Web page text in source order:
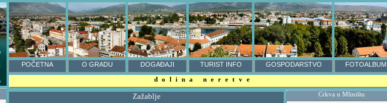
POČETNA O GRADU DOGAĐAJI TURIST INFO GOSPODARSTVO FOTOALBUM
dolina neretve
Zažablje Crkva u Mliništu